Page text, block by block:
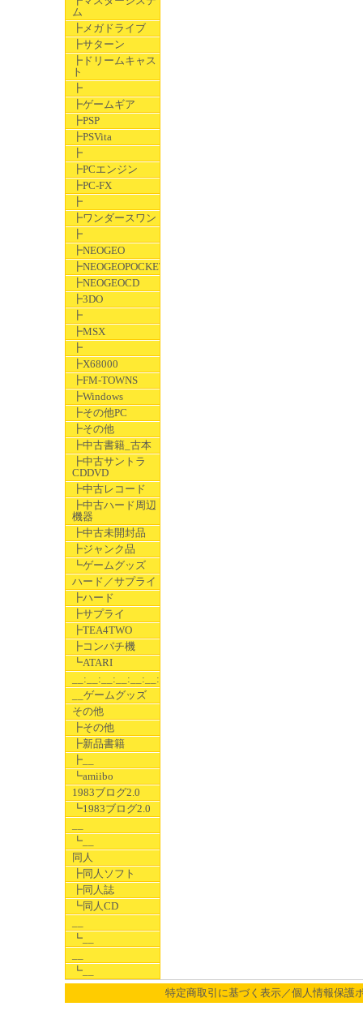
ム
┣メガドライブ
┣サターン
┣ドリームキャス
ト
┣
┣ゲームギア
┣PSP
┣PSVita
┣
┣PCエンジン
┣PC-FX
┣
┣ワンダースワン
┣
┣NEOGEO
┣NEOGEOPOCKET
┣NEOGEOCD
┣3DO
┣
┣MSX
┣
┣X68000
┣FM-TOWNS
┣Windows
┣その他PC
┣その他
┣中古書籍_古本
┣中古サントラ
CDDVD
┣中古レコード
┣中古ハード周辺
機器
┣中古未開封品
┣ジャンク品
┗ゲームグッズ
ハード／サプライ
┣ハード
┣サプライ
┣TEA4TWO
┣コンパチ機
┗ATARI
__:__:__:__:__:__:__
__ゲームグッズ
その他
┣その他
┣新品書籍
┣__
┗amiibo
1983ブログ2.0
┗1983ブログ2.0
┗__
同人
┣同人ソフト
┣同人誌
┗同人CD
┗__
┗__
特定商取引に基づく表示／個人情報保護